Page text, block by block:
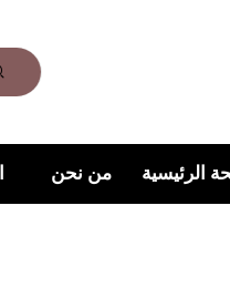
الرئيسية من نحن